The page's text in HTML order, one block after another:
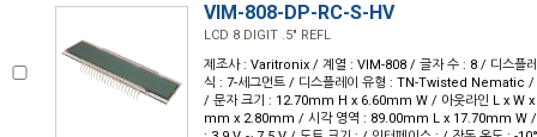
VIM-808-DP-RC-S-HV
LCD 8 DIGIT .5" REFL
제조사 : Varitronix / 계열 : VIM-808 / 글자 수 : 8 / 디스플
식 : 7-세그먼트 / 디스플레이 유형 : TN-Twisted Nematic /
/ 문자 크기 : 12.70mm H x 6.60mm W / 아웃라인 L x W
mm x 2.80mm / 시각 영역 : 89.00mm L x 17.70mm W /